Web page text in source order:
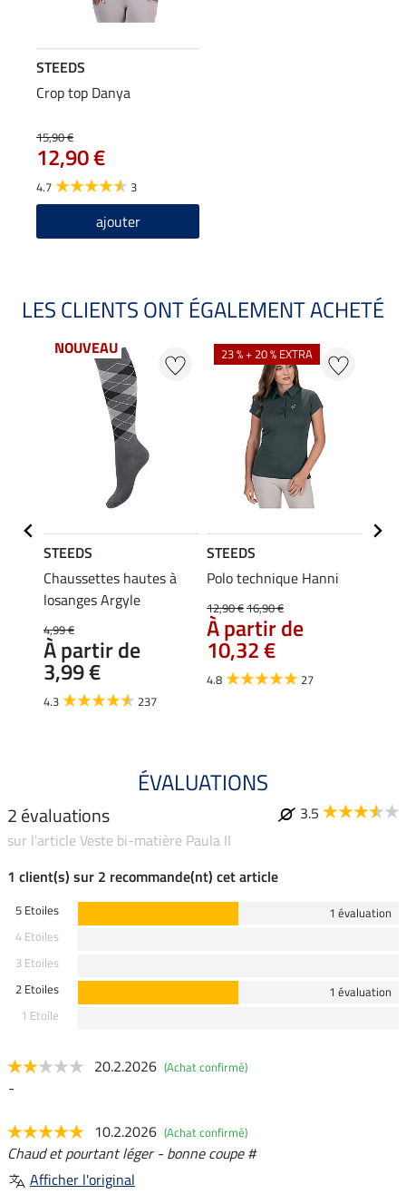
STEEDS
Crop top Danya
15,90 €
12,90 €
4.7 3
ajouter
LES CLIENTS ONT ÉGALEMENT ACHETÉ
NOUVEAU
STEEDS
Chaussettes hautes à
losanges Argyle
4,99 €
À partir de
3,99 €
4.3 237
23 % + 20 % EXTRA
STEEDS
Polo technique Hanni
12,90 €16,90 €
À partir de
10,32 €
4.8 27
ÉVALUATIONS
2 évaluations
3.5
sur l'article Veste bi-matière Paula II
1 client(s) sur 2 recommande(nt) cet article
5 Etoiles
1 évaluation
4 Etoiles
3 Etoiles
2 Etoiles
1 évaluation
1 Etoile
20.2.2026 (Achat confirmé)
-
10.2.2026 (Achat confirmé)
Chaud et pourtant léger - bonne coupe #
Afficher l'original